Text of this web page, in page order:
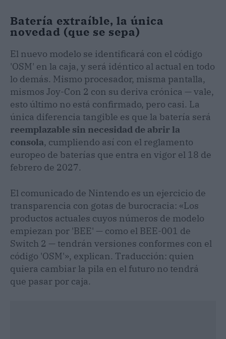
Batería extraíble, la única
novedad (que se sepa)
El nuevo modelo se identificará con el código
'OSM' en la caja, y será idéntico al actual en todo
lo demás. Mismo procesador, misma pantalla,
mismos Joy-Con 2 con su deriva crónica — vale,
esto último no está confirmado, pero casi. La
única diferencia tangible es que la batería será
reemplazable sin necesidad de abrir la
consola, cumpliendo así con el reglamento
europeo de baterías que entra en vigor el 18 de
febrero de 2027.
El comunicado de Nintendo es un ejercicio de
transparencia con gotas de burocracia: «Los
productos actuales cuyos números de modelo
empiezan por 'BEE' — como el BEE-001 de
Switch 2 — tendrán versiones conformes con el
código 'OSM'», explican. Traducción: quien
quiera cambiar la pila en el futuro no tendrá
que pasar por caja.